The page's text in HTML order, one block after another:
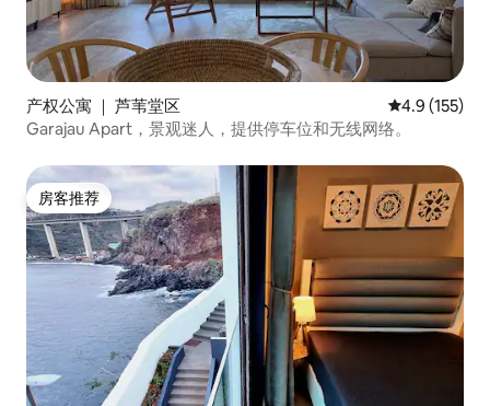
产权公寓 ｜ 芦苇堂区 平均评分 4.9
4.9 (155)
Garajau Apart，景观迷人，提供停车位和无线网络。
房客推荐
房客推荐